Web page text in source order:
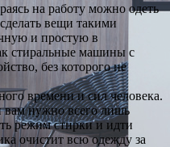
на работу можно одеть
вещи такими
и простую в
стиральные машины с
без которого не
времени и сил человека.
нужно всего лишь
режим стирки и идти
очистит всю одежду за